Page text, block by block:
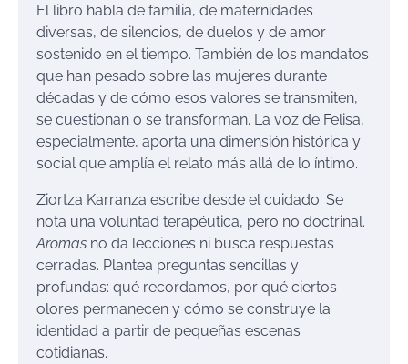
El libro habla de familia, de maternidades
diversas, de silencios, de duelos y de amor
sostenido en el tiempo. También de los mandatos
que han pesado sobre las mujeres durante
décadas y de cómo esos valores se transmiten,
se cuestionan o se transforman. La voz de Felisa,
especialmente, aporta una dimensión histórica y
social que amplía el relato más allá de lo íntimo.
Ziortza Karranza escribe desde el cuidado. Se
nota una voluntad terapéutica, pero no doctrinal.
Aromas no da lecciones ni busca respuestas
cerradas. Plantea preguntas sencillas y
profundas: qué recordamos, por qué ciertos
olores permanecen y cómo se construye la
identidad a partir de pequeñas escenas
cotidianas.